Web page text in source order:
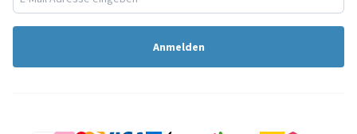
Anmelden